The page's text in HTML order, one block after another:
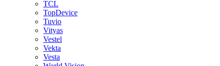
TCL
TopDevice
Tuvio
Vityas
Vestel
Vekta
Vesta